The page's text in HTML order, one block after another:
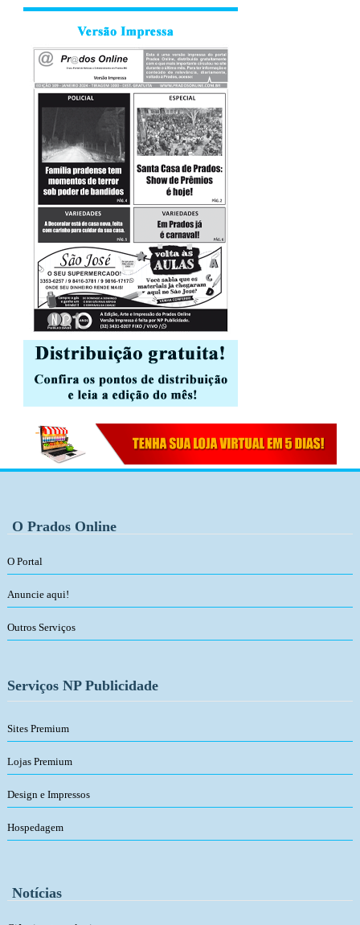
O Prados Online
O Portal
Anuncie aqui!
Outros Serviços
Serviços NP Publicidade
Sites Premium
Lojas Premium
Design e Impressos
Hospedagem
Notícias